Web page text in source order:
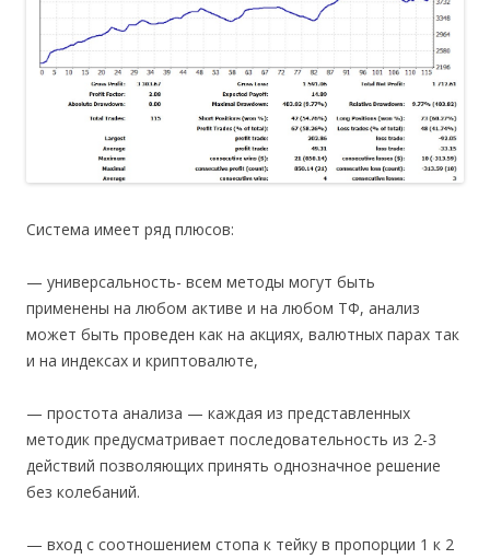
Система имеет ряд плюсов:
— универсальность- всем методы могут быть
применены на любом активе и на любом ТФ, анализ
может быть проведен как на акциях, валютных парах так
и на индексах и криптовалюте,
— простота анализа — каждая из представленных
методик предусматривает последовательность из 2-3
действий позволяющих принять однозначное решение
без колебаний.
— вход с соотношением стопа к тейку в пропорции 1 к 2